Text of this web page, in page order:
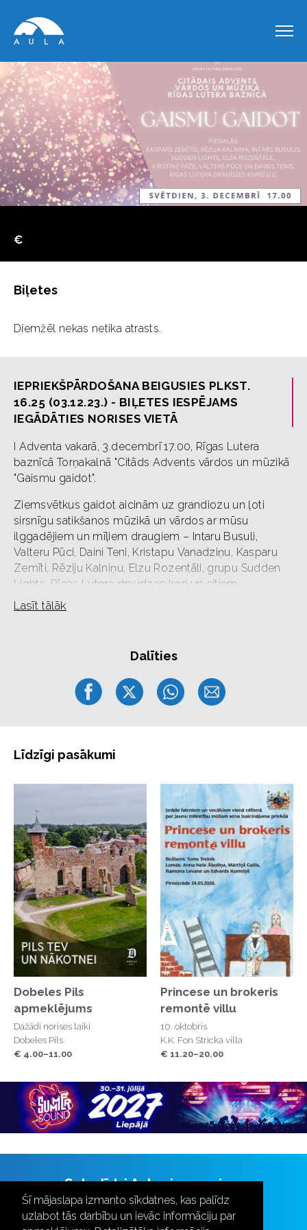
Šī mājaslapa izmanto sīkdatnes, kas palīdz
uzlabot tās darbību un ievāc informāciju par
€
Biļetes
Diemžēl nekas netika atrasts.
IEPRIEKŠPĀRDOŠANA BEIGUSIES PLKST.
16.25 (03.12.23.) - BIĻETES IESPĒJAMS
IEGĀDĀTIES NORISES VIETĀ
I Adventa vakarā, 3.decembrī 17.00, Rīgas Lutera
baznīcā Torņakalnā "Citāds Advents vārdos un mūzikā
"Gaismu gaidot".
Ziemsvētkus gaidot aicinām uz grandiozu un ļoti
sirsnīgu satikšanos mūzikā un vārdos ar mūsu
ilggadējiem un mīļiem draugiem – Intaru Busuli,
Valteru Pūci, Daini Teni, Kristapu Vanadziņu, Kasparu
Zemīti, Rēziju Kalniņu, Elzu Rozentāli, grupu Sudden
Lights, Rīgas Lutera draudzes kori un citiem
sabiedrībā zināmiem mūziķiem, Torņakalna baznīcas
atbalstītājiem gadu no gada.
bērns - Jēzus silītē -, viņa labsajūta, viņa labbūtība, lai
drošībā, lai viņam nekas nespiestu, lai viņš justos ērti,
lai nekas netraucētu. Ziemsvētki ir stāsts par patiesām
Tāpēc - ir ļoti nepieciešamas mūsdienīgas, siltas
labierīcības līdzās Lutera baznīcai - cilvēku pilniem
izrādēm, kristībām un laulībām un visam, visam citam,
kas notiek pie mums, baznīcā un tās dārzā, lai cilvēks
justos labi.
Nāc un atbalsti! Lai cilvēkiem nebūtu jāciešas!
Visi iegūtie līdzekļi tiks izmantoti baznīcas
infrastruktūras uzlabošanai – siltu, mūsdienīgu āra
labierīcību izveidei pie Rīgas Lutera baznīcas
Torņkalnā.
Ieeja pasākumā bērniem līdz sešu gadu vecumam
(ieskaitot), neaizņemot papildu sēdvietu - bez
maksas.
Pasākuma laikā tiks uzņemti video un foto materiāli
Lasīt tālāk
Dalīties
Līdzīgi pasākumi
Dobeles Pils
apmeklējums
Dažādi norises laiki
Dobeles Pils
€ 4.00–11.00
Princese un brokeris
remontē villu
10. oktobris
K.K. Fon Stricka villa
€ 11.20–20.00
Seko līdzi Aulas jaunumiem